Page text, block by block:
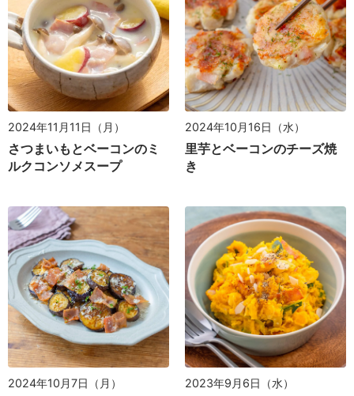
2024年11月11日（月）
さつまいもとベーコンのミ
ルクコンソメスープ
2024年10月16日（水）
里芋とベーコンのチーズ焼
き
2024年10月7日（月） 2023年9月6日（水）